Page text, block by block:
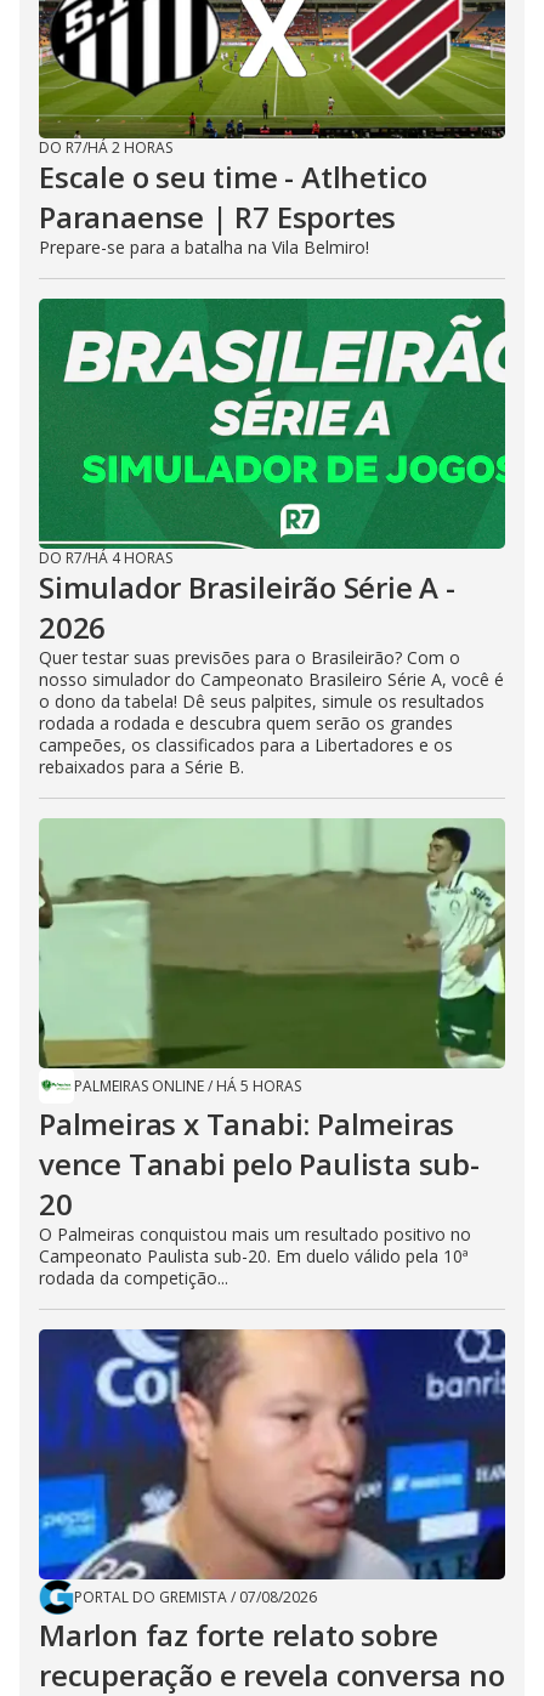
DO R7/HÁ 2 HORAS
Escale o seu time - Atlhetico
Paranaense | R7 Esportes
Prepare-se para a batalha na Vila Belmiro!
DO R7/HÁ 4 HORAS
Simulador Brasileirão Série A -
2026
Quer testar suas previsões para o Brasileirão? Com o
nosso simulador do Campeonato Brasileiro Série A, você é
o dono da tabela! Dê seus palpites, simule os resultados
rodada a rodada e descubra quem serão os grandes
campeões, os classificados para a Libertadores e os
rebaixados para a Série B.
PALMEIRAS ONLINE/ HÁ 5 HORAS
Palmeiras x Tanabi: Palmeiras
vence Tanabi pelo Paulista sub-
20
O Palmeiras conquistou mais um resultado positivo no
Campeonato Paulista sub-20. Em duelo válido pela 10ª
rodada da competição...
PORTAL DO GREMISTA/ 07/08/2026
Marlon faz forte relato sobre
recuperação e revela conversa no